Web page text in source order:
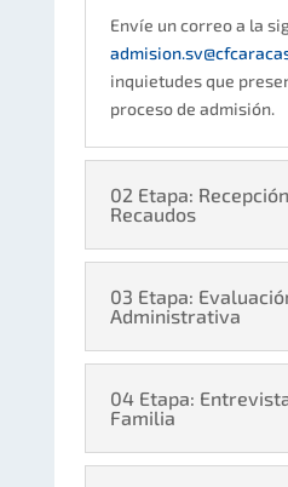
Envíe un correo a la
inquietudes que
proceso de admisión.
02 Etapa:
Recaudos
03 Etapa:
Administrativa
04 Etapa:
Familia